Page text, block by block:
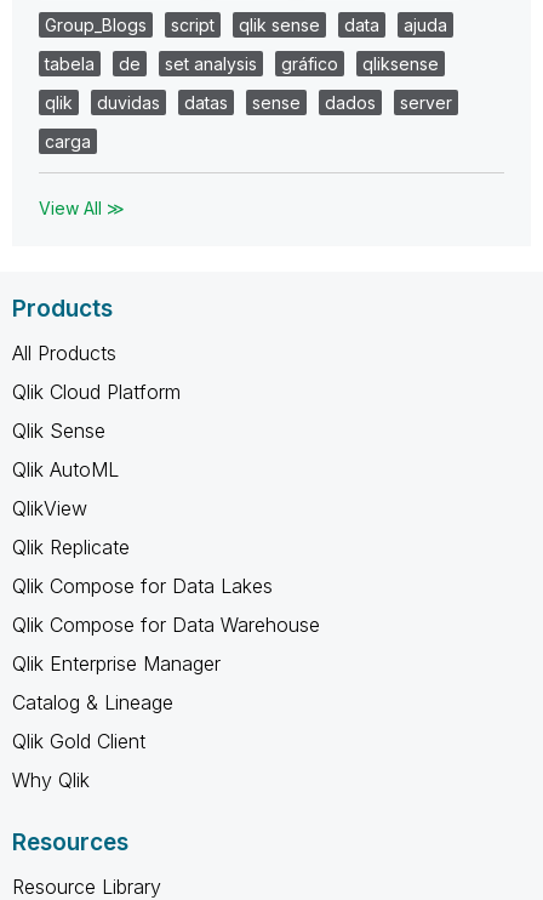
Group_Blogs
script qlik sense data
ajuda
tabela
de set analysis gráfico
qliksense
qlik
duvidas datas sense dados
server
carga
View All ≫
Products
All Products
Qlik Cloud Platform
Qlik Sense
Qlik AutoML
QlikView
Qlik Replicate
Qlik Compose for Data Lakes
Qlik Compose for Data Warehouse
Qlik Enterprise Manager
Catalog & Lineage
Qlik Gold Client
Why Qlik
Resources
Resource Library